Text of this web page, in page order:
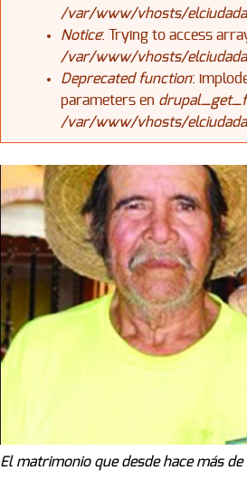
/var/www/vhosts/
Notice: Trying to access
/var/www/vhosts/
Deprecated function:
parameters en
/var/www/vhosts/
El matrimonio que desde hace más